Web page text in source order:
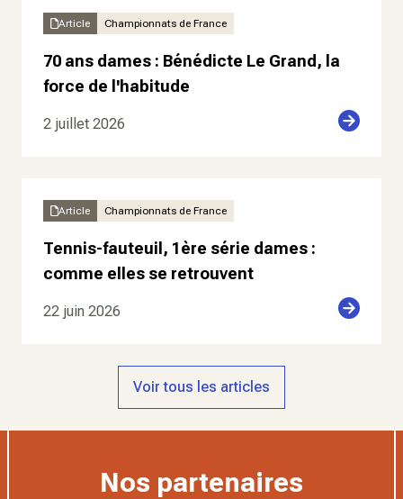
Article Championnats de France
70 ans dames : Bénédicte Le Grand, la
force de l'habitude
2 juillet 2026
Article Championnats de France
Tennis-fauteuil, 1ère série dames :
comme elles se retrouvent
22 juin 2026
Voir tous les articles
Nos partenaires